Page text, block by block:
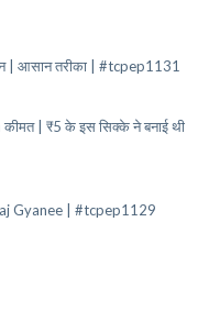
| आसान तरीका | #tcpep1131
| ₹5 के इस सिक्के ने बनाई थी
Gyanee | #tcpep1129